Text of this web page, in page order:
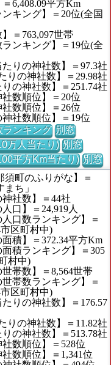
6,408.09平方Km
ンキング】＝20位(全国
＝763,097世帯
ランキング】＝19位(全
たりの神社数】＝97.3社
りの神社数】＝29.98社
りの神社数】＝251.74社
社数順位】＝20位
社数順位】＝26位
神社数順位】＝19位
ランキング 別窓
万人当たり) 別窓
平方Km当たり) 別窓
須町のふりがな】＝
まち」
神社数】＝44社
口】＝24,919人
人口数ランキング】＝
市区町村中)
面積】＝372.34平方Km
面積ランキング】＝305
村中)
世帯数】＝8,564世帯
世帯数ランキング】＝
市区町村中)
たりの神社数】＝176.57
りの神社数】＝11.82社
りの神社数】＝513.78社
社数順位】＝528位
社数順位】＝1,341位